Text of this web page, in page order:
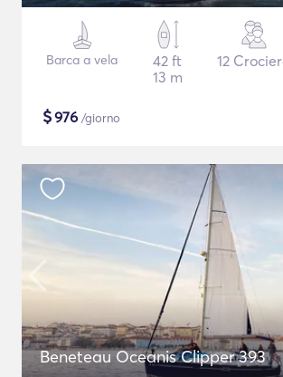
Barca a vela
42 ft
13 m
12
$976 /giorno
Beneteau Oceanis Clipper 393